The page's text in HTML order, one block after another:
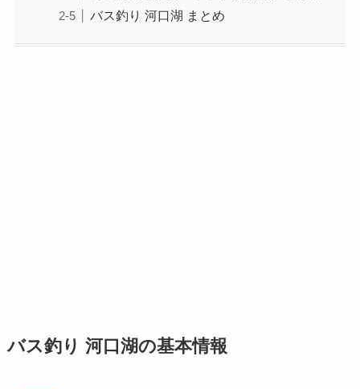
バス釣り 河口湖 まとめ
バス釣り 河口湖の基本情報